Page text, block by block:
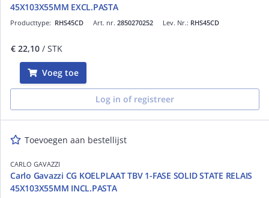
45X103X55MM EXCL.PASTA
Art. nr. 2850270252
Producttype: RHS45CD Lev. Nr.: RHS45CD
€ 22,10 / STK
Voeg toe
Log in of registreer
Toevoegen aan bestellijst
CARLO GAVAZZI
Carlo Gavazzi CG KOELPLAAT TBV 1-FASE SOLID STATE RELAIS
45X103X55MM INCL.PASTA